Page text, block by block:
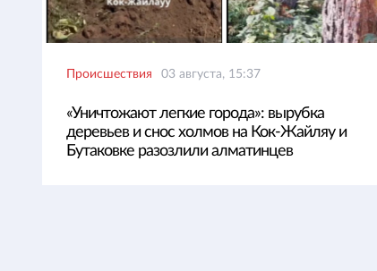
Происшествия 03 августа, 15:37
«Уничтожают легкие города»: вырубка
деревьев и снос холмов на Кок-Жайляу и
Бутаковке разозлили алматинцев